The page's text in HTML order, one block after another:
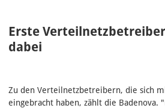
Erste
dabei
Zu den Verteilnetzbetreibern, die sich
eingebracht haben, zählt die Badenova.